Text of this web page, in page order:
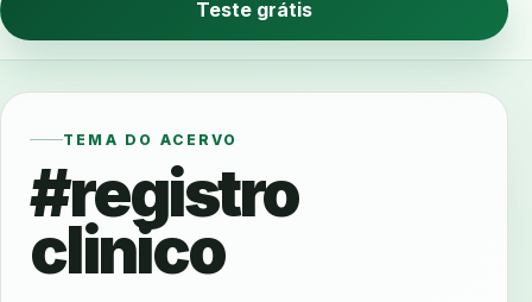
Teste grátis
TEMA DO ACERVO
#registro
clinico